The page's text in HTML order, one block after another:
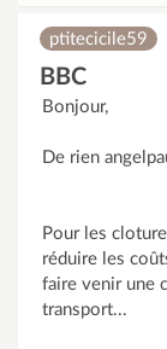
ptitecicile59
BBC
Bonjour,
De rien
Pour les
réduire les
faire venir une
transport...